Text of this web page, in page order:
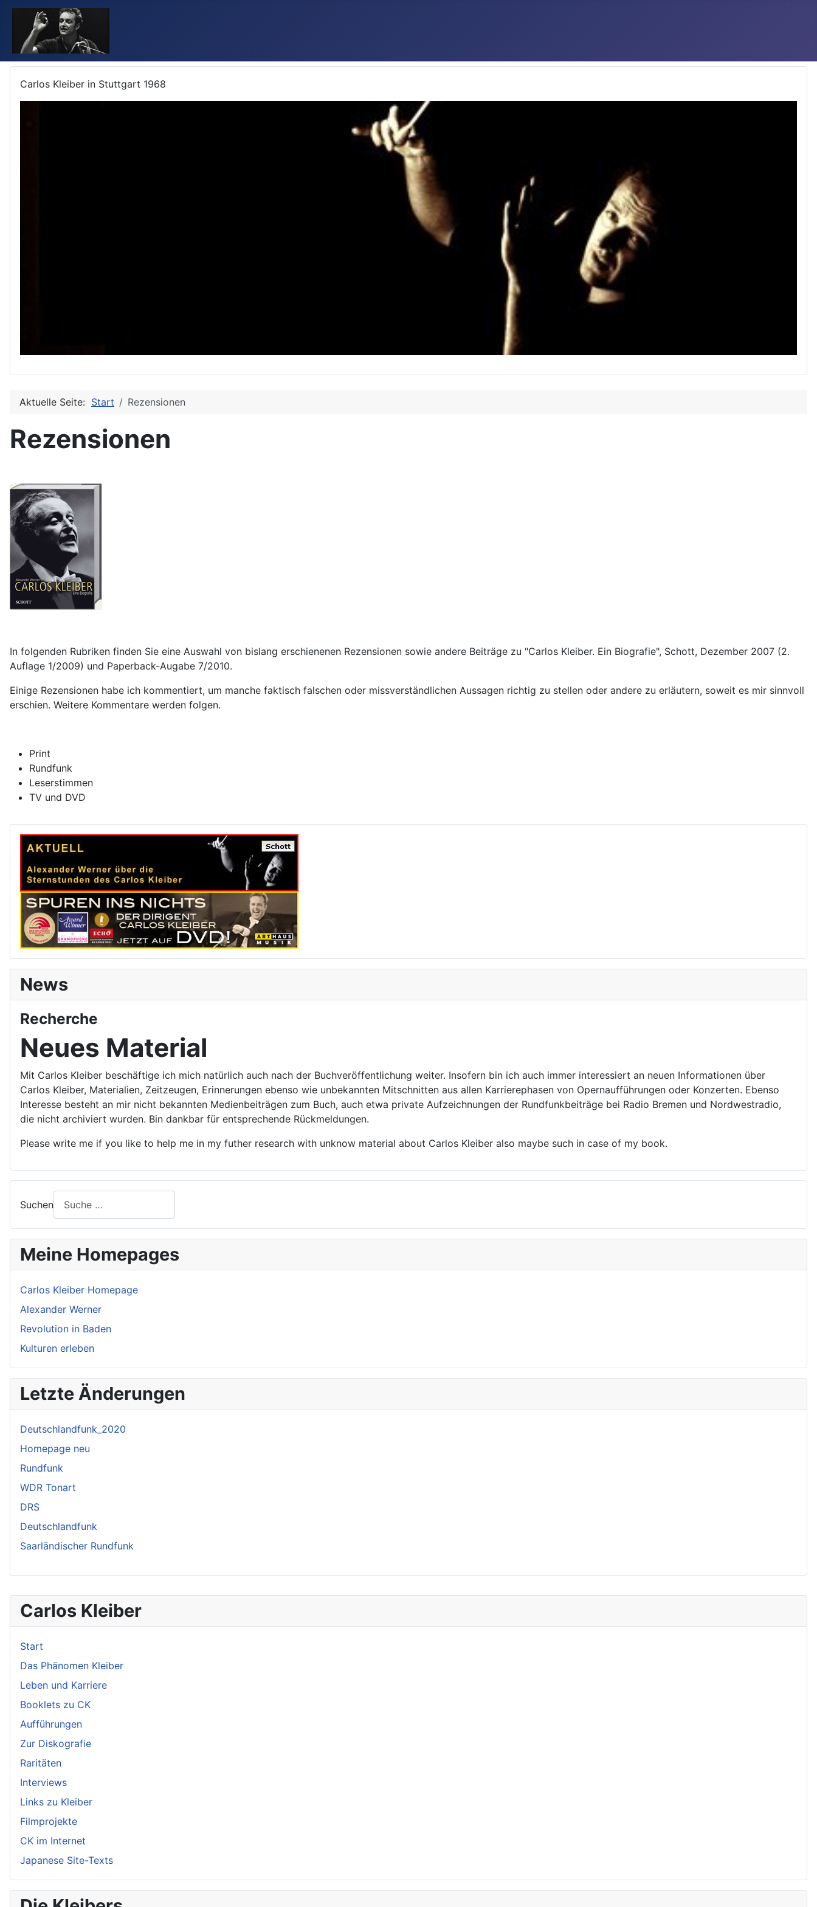
Carlos Kleiber in Stuttgart 1968
Carlos Kleiber
Start
Das Phänomen Kleiber
Leben und Karriere
Booklets zu CK
Aufführungen
Zur Diskografie
Raritäten
Interviews
Links zu Kleiber
Filmprojekte
CK im Internet
Japanese Site-Texts
Aktuelle Seite: Start Rezensionen
Rezensionen
In folgenden Rubriken finden Sie eine Auswahl von bislang erschienenen Rezensionen sowie andere Beiträge zu "Carlos Kleiber. Ein Biografie", Schott, Dezember 2007 (2.
Auflage 1/2009) und Paperback-Augabe 7/2010.
Einige Rezensionen habe ich kommentiert, um manche faktisch falschen oder missverständlichen Aussagen richtig zu stellen oder andere zu erläutern, soweit es mir sinnvoll
erschien. Weitere Kommentare werden folgen.
Print
Rundfunk
Leserstimmen
TV und DVD
News
Recherche
Neues Material
Mit Carlos Kleiber beschäftige ich mich natürlich auch nach der Buchveröffentlichung weiter. Insofern bin ich auch immer interessiert an neuen Informationen über
Carlos Kleiber, Materialien, Zeitzeugen, Erinnerungen ebenso wie unbekannten Mitschnitten aus allen Karrierephasen von Opernaufführungen oder Konzerten. Ebenso
Interesse besteht an mir nicht bekannten Medienbeiträgen zum Buch, auch etwa private Aufzeichnungen der Rundfunkbeiträge bei Radio Bremen und Nordwestradio,
die nicht archiviert wurden. Bin dankbar für entsprechende Rückmeldungen.
Please write me if you like to help me in my futher research with unknow material about Carlos Kleiber also maybe such in case of my book.
Suchen
Meine Homepages
Carlos Kleiber Homepage
Alexander Werner
Revolution in Baden
Kulturen erleben
Letzte Änderungen
Deutschlandfunk_2020
Homepage neu
Rundfunk
WDR Tonart
DRS
Deutschlandfunk
Saarländischer Rundfunk